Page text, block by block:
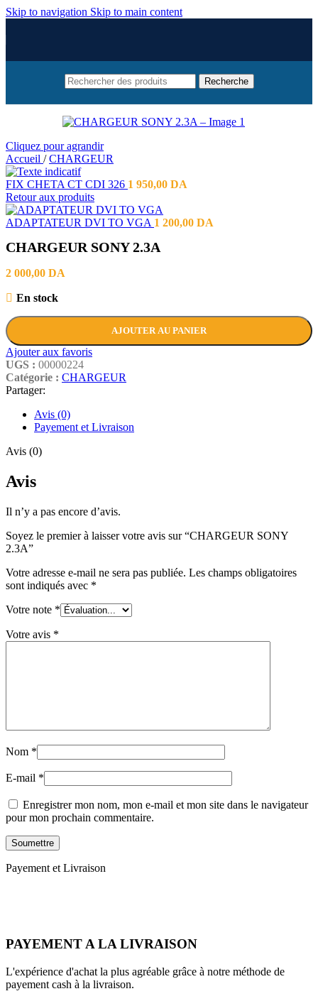
Skip to navigation Skip to main content
Recherche
Cliquez pour agrandir
Accueil / CHARGEUR
FIX CHETA CT CDI 326 1 950,00 DA
Retour aux produits
ADAPTATEUR DVI TO VGA 1 200,00 DA
CHARGEUR SONY 2.3A
2 000,00 DA
En stock
AJOUTER AU PANIER
Ajouter aux favoris
UGS : 00000224
Catégorie : CHARGEUR
Partager:
Avis (0)
Payement et Livraison
Avis (0)
Avis
Il n’y a pas encore d’avis.
Soyez le premier à laisser votre avis sur “CHARGEUR SONY
2.3A”
Votre adresse e-mail ne sera pas publiée. Les champs obligatoires
sont indiqués avec *
Votre note *
Votre avis *
Nom *
E-mail *
Enregistrer mon nom, mon e-mail et mon site dans le navigateur
pour mon prochain commentaire.
Payement et Livraison
PAYEMENT A LA LIVRAISON
L'expérience d'achat la plus agréable grâce à notre méthode de
payement cash à la livraison.